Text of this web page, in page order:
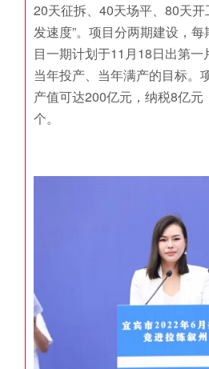
20天征拆、40天场平、80天开
发速度”。项目分两期建设，
目一期计划于11月18日出第
当年投产、当年满产的目标。
产值可达200亿元，纳税8亿元
个。